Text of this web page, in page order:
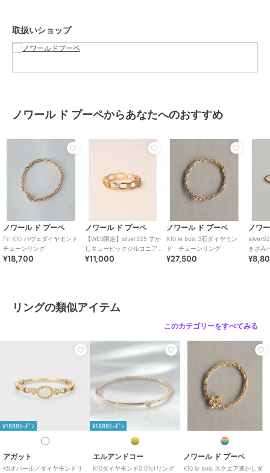
用いただき易い素材です。
肌になじみやすいカラーで着け心地良く楽しめます。
であらかじめご了承ください。
ブランド
ショップ ノワールドプーペ
商品カテゴリ
アクセサリー・ヘアアクセサリー
性別タイプ
レディース
アクセサリー・ヘアアクセサリー
／リング
素材
クリア:K10YG+ダイヤモンド 0.05
ct ブラック:K10YG+ブラックダ
商品のお取り扱い方法
日本製
取扱いショップ
ノワール ド プーペからあなたへのおすすめ
ノワール ド プーペ
Fri K10 パヴェダイヤモンド
チェーンリング
¥18,700
ノワール ド プーペ
【WEB限定】silver925 すか
しキュービックジルコニアエ
タニティリング
¥11,000
ノワール ド プーペ
K10 le bois 3石ダイヤモン
ド チェーンリング
¥27,500
ノワ
きざみ
リングの類似アイテム
このカテゴリーをすべてみる
¥1888ｸｰﾎﾟﾝ
アガット
K5オパール／ダイヤモンドリ
¥1888ｸｰﾎﾟﾝ
エルアンドコー
K10ダイヤモンド0.01ctリング
ノワール ド プーペ
K10 le bois スクエア透かしダ